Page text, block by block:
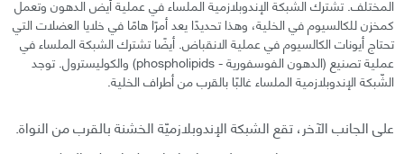
المختلف. تشترك الشّبكة الإندوبلازمية الملساء في عملية أيض الدهون وتعمل
كمخزن للكالسيوم في الخلية، وهذا تحديدًا يعد أمرًا هامًا في خلايا العضلات التي
تحتاج أيونات الكالسيوم في عملية الانقباض. أيضًا تشترك الشبكة الملساء في
عملية تصنيع (الدهون الفوسفورية - phospholipids) والكوليسترول. توجد
الشّبكة الإندوبلازمية الملساء غالبًا بالقرب من أطراف الخلية.
على الجانب الآخر، تقع الشبكة الإندوبلازميّة الخشنة بالقرب من النواة.